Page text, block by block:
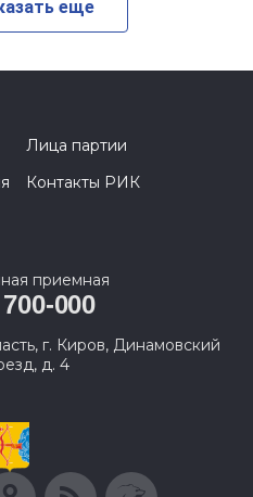
еще
Лица партии
Контакты РИК
приемная
000
г. Киров, Динамовский
д. 4